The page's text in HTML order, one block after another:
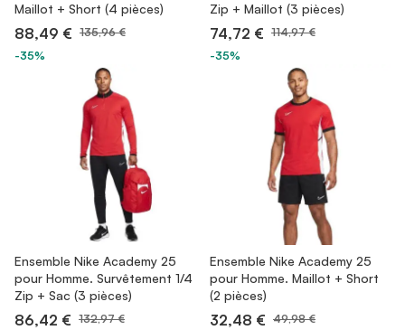
Maillot + Short (4 pièces)
88,49 € 135,96 €
-35%
Zip + Maillot (3 pièces)
74,72 € 114,97 €
-35%
Ensemble Nike Academy 25
pour Homme. Survêtement 1/4
Zip + Sac (3 pièces)
86,42 € 132,97 €
Ensemble Nike Academy 25
pour Homme. Maillot + Short
(2 pièces)
32,48 € 49,98 €